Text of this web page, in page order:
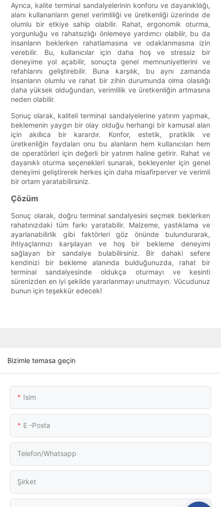
Ayrıca, kalite terminal sandalyelerinin konforu ve dayanıklılığı,
alanı kullananların genel verimliliği ve üretkenliği üzerinde de
olumlu bir etkiye sahip olabilir. Rahat, ergonomik oturma,
yorgunluğu ve rahatsızlığı önlemeye yardımcı olabilir, bu da
insanların beklerken rahatlamasına ve odaklanmasına izin
verebilir. Bu, kullanıcılar için daha hoş ve stressiz bir
deneyime yol açabilir, sonuçta genel memnuniyetlerini ve
refahlarını geliştirebilir. Buna karşılık, bu aynı zamanda
insanların olumlu ve rahat bir zihin durumunda olma olasılığı
daha yüksek olduğundan, verimlilik ve üretkenliğin artmasına
neden olabilir.
Sonuç olarak, kaliteli terminal sandalyelerine yatırım yapmak,
beklemenin yaygın bir olay olduğu herhangi bir kamusal alan
için akıllıca bir karardır. Konfor, estetik, pratiklik ve
üretkenliğin faydaları onu bu alanların hem kullanıcıları hem
de operatörleri için değerli bir yatırım haline getirir. Rahat ve
dayanıklı oturma seçenekleri sunarak, bekleyenler için genel
deneyimi geliştirerek herkes için daha misafirperver ve verimli
bir ortam yaratabilirsiniz.
Çözüm
Sonuç olarak, doğru terminal sandalyesini seçmek beklerken
rahatınızdaki tüm farkı yaratabilir. Malzeme, yastıklama ve
ayarlanabilirlik gibi faktörleri göz önünde bulundurarak,
ihtiyaçlarınızı karşılayan ve hoş bir bekleme deneyimi
sağlayan bir sandalye bulabilirsiniz. Bir dahaki sefere
kendinizi bir bekleme alanında bulduğunuzda, rahat bir
terminal sandalyesinde oldukça oturmayı ve kesinti
sürenizden en iyi şekilde yararlanmayı unutmayın. Vücudunuz
bunun için teşekkür edecek!
Bizimle temasa geçin
Isim
E -posta
Telefon/whatsapp
Şirket